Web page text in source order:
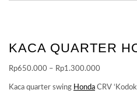
KACA QUARTER
Rp650.000 – Rp1.300.000
Kaca quarter swing Honda CRV